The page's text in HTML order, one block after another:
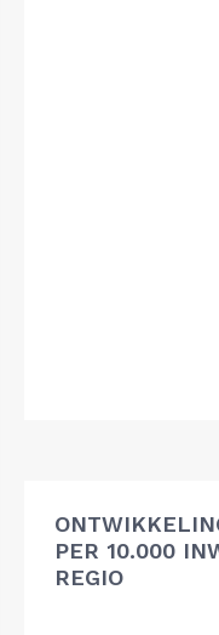
PER 10.000
REGIO